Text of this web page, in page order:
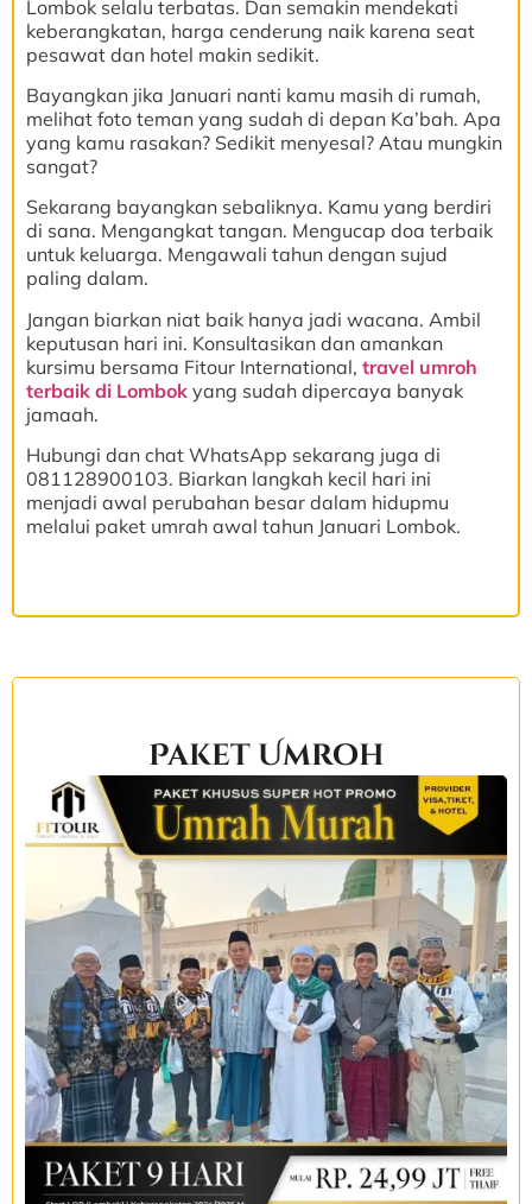
Lombok selalu terbatas. Dan semakin mendekati
keberangkatan, harga cenderung naik karena seat
pesawat dan hotel makin sedikit.
Bayangkan jika Januari nanti kamu masih di rumah,
melihat foto teman yang sudah di depan Ka’bah. Apa
yang kamu rasakan? Sedikit menyesal? Atau mungkin
sangat?
Sekarang bayangkan sebaliknya. Kamu yang berdiri
di sana. Mengangkat tangan. Mengucap doa terbaik
untuk keluarga. Mengawali tahun dengan sujud
paling dalam.
Jangan biarkan niat baik hanya jadi wacana. Ambil
keputusan hari ini. Konsultasikan dan amankan
kursimu bersama Fitour International, travel umroh
terbaik di Lombok yang sudah dipercaya banyak
jamaah.
Hubungi dan chat WhatsApp sekarang juga di
081128900103. Biarkan langkah kecil hari ini
menjadi awal perubahan besar dalam hidupmu
melalui paket umrah awal tahun Januari Lombok.
Paket Umroh